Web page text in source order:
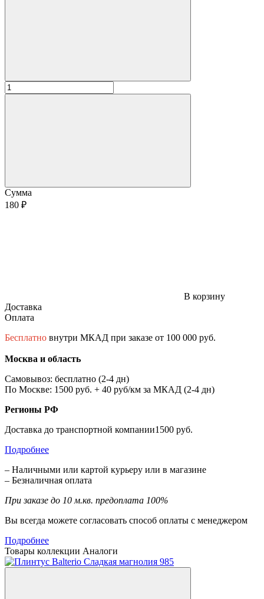
Сумма
180 ₽
В корзину
Доставка
Оплата
Бесплатно внутри МКАД при заказе от 100 000 руб.
Москва и область
Самовывоз: бесплатно (2-4 дн)
По Москве: 1500 руб. + 40 руб/км за МКАД (2-4 дн)
Регионы РФ
Доставка до транспортной компании1500 руб.
Подробнее
– Наличными или картой курьеру или в магазине
– Безналичная оплата
При заказе до 10 м.кв. предоплата 100%
Вы всегда можете согласовать способ оплаты с менеджером
Подробнее
Товары коллекции Аналоги